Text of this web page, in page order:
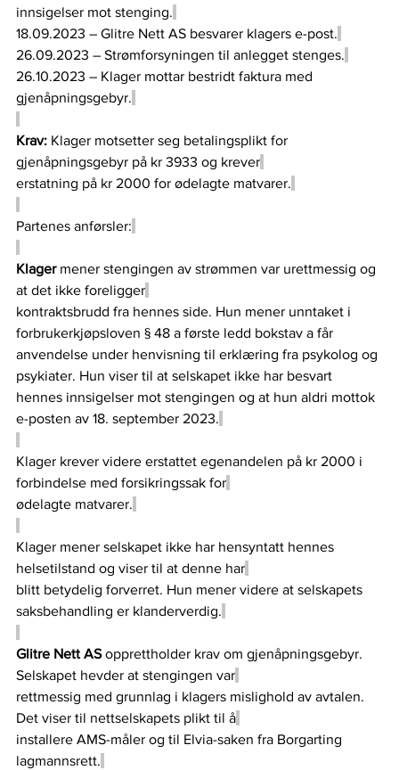
innsigelser mot stenging.
18.09.2023 – Glitre Nett AS besvarer klagers e-post.
26.09.2023 – Strømforsyningen til anlegget stenges.
26.10.2023 – Klager mottar bestridt faktura med
gjenåpningsgebyr.
Krav: Klager motsetter seg betalingsplikt for
gjenåpningsgebyr på kr 3933 og krever
erstatning på kr 2000 for ødelagte matvarer.
Partenes anførsler:
Klager mener stengingen av strømmen var urettmessig og
at det ikke foreligger
kontraktsbrudd fra hennes side. Hun mener unntaket i
forbrukerkjøpsloven § 48 a første ledd bokstav a får
anvendelse under henvisning til erklæring fra psykolog og
psykiater. Hun viser til at selskapet ikke har besvart
hennes innsigelser mot stengingen og at hun aldri mottok
e-posten av 18. september 2023.
Klager krever videre erstattet egenandelen på kr 2000 i
forbindelse med forsikringssak for
ødelagte matvarer.
Klager mener selskapet ikke har hensyntatt hennes
helsetilstand og viser til at denne har
blitt betydelig forverret. Hun mener videre at selskapets
saksbehandling er klanderverdig.
Glitre Nett AS opprettholder krav om gjenåpningsgebyr.
Selskapet hevder at stengingen var
rettmessig med grunnlag i klagers mislighold av avtalen.
Det viser til nettselskapets plikt til å
installere AMS-måler og til Elvia-saken fra Borgarting
lagmannsrett.